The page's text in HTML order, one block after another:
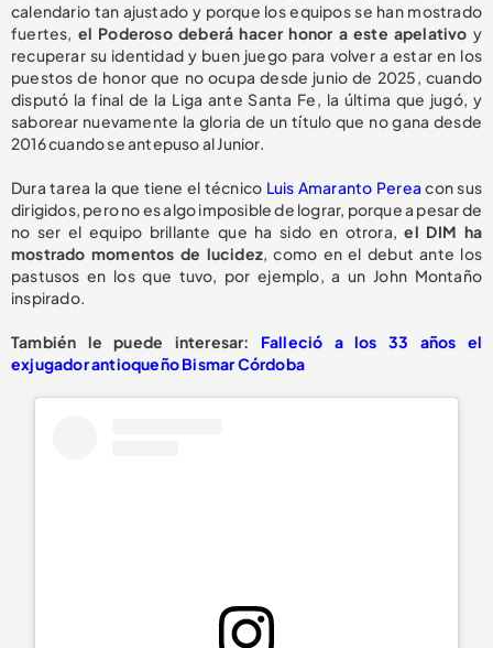
calendario tan ajustado y porque los equipos se han mostrado
fuertes, el Poderoso deberá hacer honor a este apelativo y
recuperar su identidad y buen juego para volver a estar en los
puestos de honor que no ocupa desde junio de 2025, cuando
disputó la final de la Liga ante Santa Fe, la última que jugó, y
saborear nuevamente la gloria de un título que no gana desde
2016 cuando se antepuso al Junior.
Dura tarea la que tiene el técnico Luis Amaranto Perea con sus
dirigidos, pero no es algo imposible de lograr, porque a pesar de
no ser el equipo brillante que ha sido en otrora,el DIM ha
mostrado momentos de lucidez, como en el debut ante los
pastusos en los que tuvo, por ejemplo, a un John Montaño
inspirado.
También le puede interesar: Falleció a los 33 años el
exjugador antioqueño Bismar Córdoba